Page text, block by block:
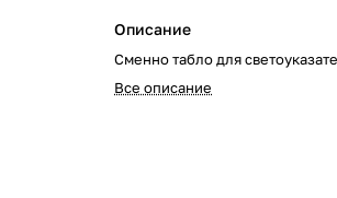
Описание
Сменно табло для
Все описание